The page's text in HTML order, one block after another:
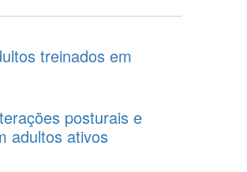
treinados em
posturais e
adultos ativos